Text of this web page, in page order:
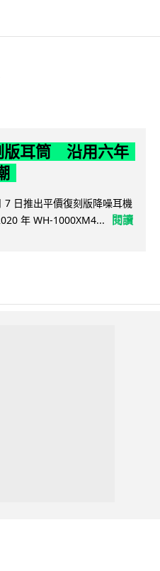
版耳筒 沿用六年
日推出平價復刻版降噪耳機
年 WH-1000XM4...
閱讀